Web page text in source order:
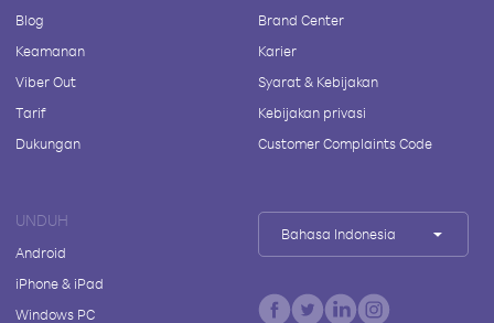
Blog
Keamanan
Viber Out
Tarif
Dukungan
Brand Center
Karier
Syarat & Kebijakan
Kebijakan privasi
Customer Complaints Code
UNDUH
Android
iPhone & iPad
Windows PC
Bahasa Indonesia